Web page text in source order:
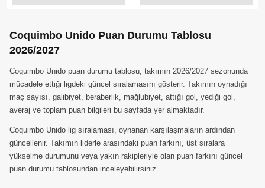
Coquimbo Unido Puan Durumu Tablosu
2026/2027
Coquimbo Unido puan durumu tablosu, takımın 2026/2027 sezonunda
mücadele ettiği ligdeki güncel sıralamasını gösterir. Takımın oynadığı
maç sayısı, galibiyet, beraberlik, mağlubiyet, attığı gol, yediği gol,
averaj ve toplam puan bilgileri bu sayfada yer almaktadır.
Coquimbo Unido lig sıralaması, oynanan karşılaşmaların ardından
güncellenir. Takımın liderle arasındaki puan farkını, üst sıralara
yükselme durumunu veya yakın rakipleriyle olan puan farkını güncel
puan durumu tablosundan inceleyebilirsiniz.